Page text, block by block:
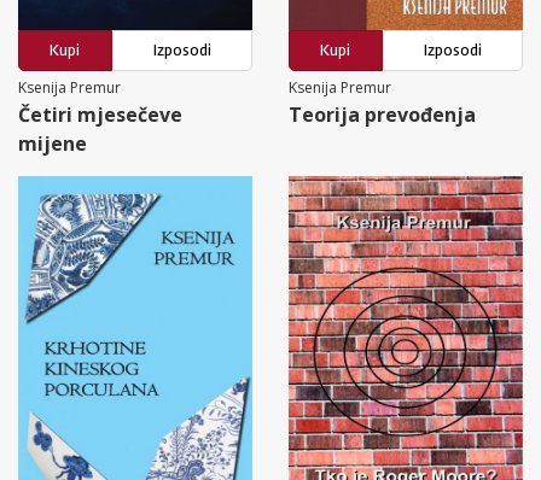
Kupi
Izposodi
Ksenija Premur
Četiri mjesečeve
mijene
Kupi
Izposodi
Ksenija Premur
Teorija prevođenja